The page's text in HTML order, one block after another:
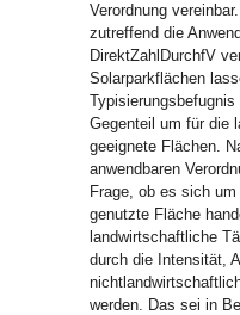
Verordnung
zutreffend die
DirektZahlDurchfV
Solarparkflächen
Gegenteil um für die
geeignete Flächen.
anwendbaren
Frage, ob es sich
genutzte Fläche
landwirtschaftliche
durch die Intensität,
werden. Das sei in